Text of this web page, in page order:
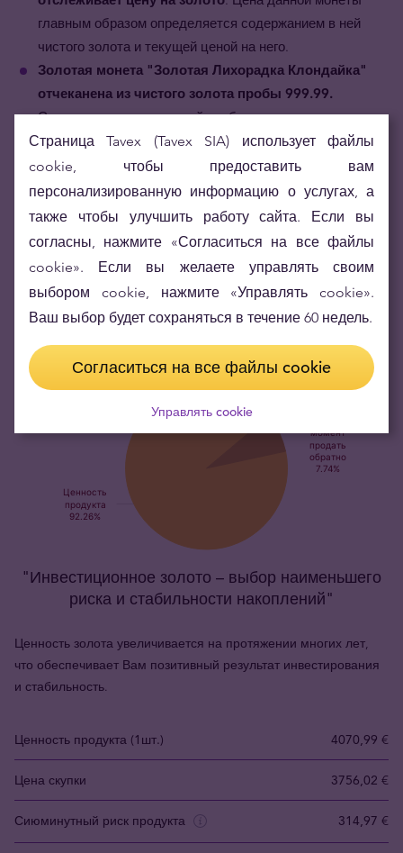
главным образом определяется содержанием в ней
чистого золота и текущей ценой на него.
Золотая монета "Золотая Лихорадка Клондайка"
отчеканена из чистого золота пробы 999.99.
Сочетание золота высшей пробы и художественного
дизайна придают монете особо притягательный вид.
Золотая монета "Золотая Лихорадка Клондайка"
прекрасный способ разнообразить свой
инвестиционный портфель.При низкой зависимости
золота от других финансовых активов, данная монета
служит замечательным диверсификатором Вашего
"Инвестиционное золото – выбор наименьшего
риска и стабильности накоплений"
Ценность золота увеличивается на протяжении многих лет,
что обеспечивает Вам позитивный результат инвестирования
и стабильность.
Ценность продукта (1шт.) 4070,99 €
Цена скупки 3756,02 €
Сиюминутный риск продукта 314,97 €
Страница Tavex (Tavex SIA) использует файлы
cookie, чтобы предоставить вам
персонализированную информацию о услугах, а
также чтобы улучшить работу сайта. Если вы
согласны, нажмите «Согласиться на все файлы
cookie». Если вы желаете управлять своим
выбором cookie, нажмите «Управлять cookie».
Ваш выбор будет сохраняться в течение 60 недель.
Согласиться на все файлы cookie
Управлять cookie